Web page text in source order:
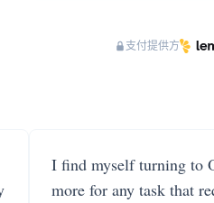
支付提供方
I find myself turning to
more for any task that